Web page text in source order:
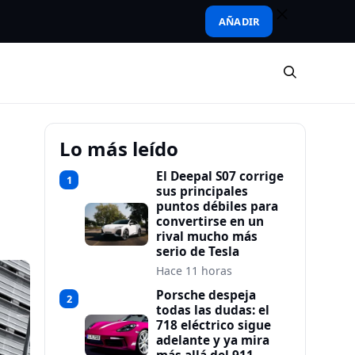
AÑADIR
Lo más leído
1
El Deepal S07 corrige
sus principales
puntos débiles para
convertirse en un
rival mucho más
serio de Tesla
Hace 11 horas
2
Porsche despeja
todas las dudas: el
718 eléctrico sigue
adelante y ya mira